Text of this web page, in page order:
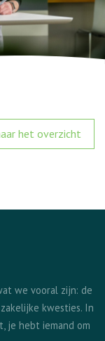
het overzicht
we vooral zijn: de
kwesties. In
je hebt iemand om